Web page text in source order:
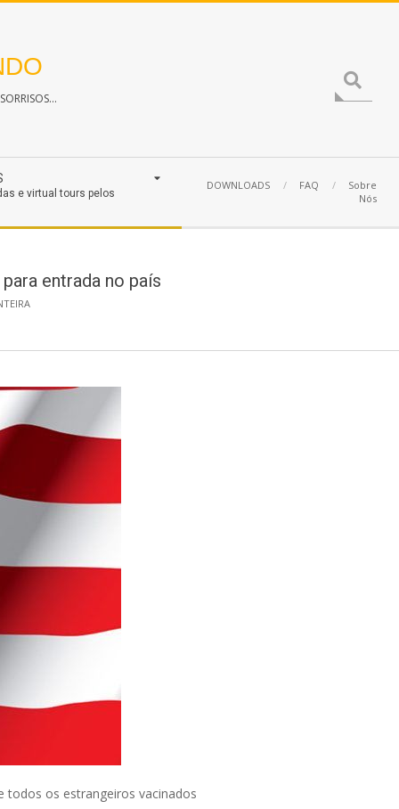
e virtual tours pelos
DOWNLOADS FAQ
Sobre
Nós
entrada no país
todos os estrangeiros vacinados